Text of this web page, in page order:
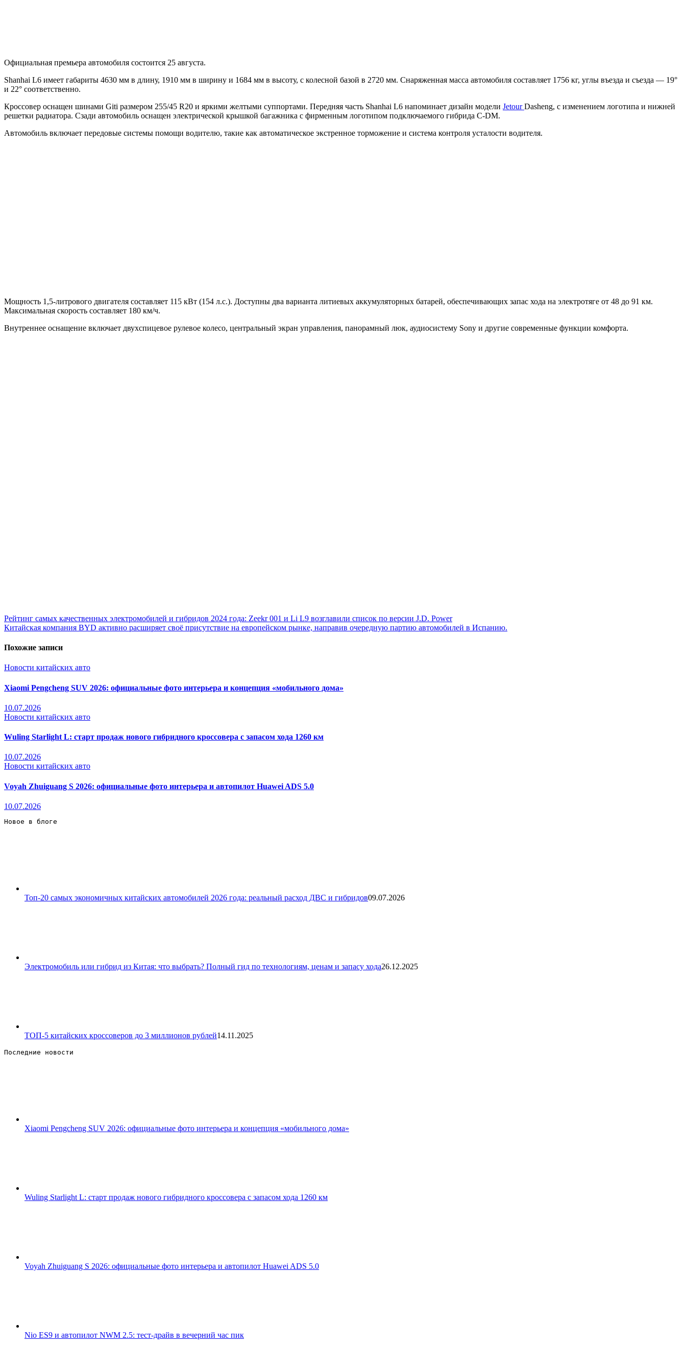
Официальная премьера автомобиля состоится 25 августа.
Shanhai L6 имеет габариты 4630 мм в длину, 1910 мм в ширину и 1684 мм в высоту, с колесной базой в 2720 мм. Снаряженная масса автомобиля составляет 1756 кг, углы въезда и съезда — 19°
и 22° соответственно.
Кроссовер оснащен шинами Giti размером 255/45 R20 и яркими желтыми суппортами. Передняя часть Shanhai L6 напоминает дизайн модели JetourDasheng, с изменением логотипа и нижней
решетки радиатора. Сзади автомобиль оснащен электрической крышкой багажника с фирменным логотипом подключаемого гибрида C-DM.
Автомобиль включает передовые системы помощи водителю, такие как автоматическое экстренное торможение и система контроля усталости водителя.
Мощность 1,5-литрового двигателя составляет 115 кВт (154 л.с.). Доступны два варианта литиевых аккумуляторных батарей, обеспечивающих запас хода на электротяге от 48 до 91 км.
Максимальная скорость составляет 180 км/ч.
Внутреннее оснащение включает двухспицевое рулевое колесо, центральный экран управления, панорамный люк, аудиосистему Sony и другие современные функции комфорта.
Рейтинг самых качественных электромобилей и гибридов 2024 года: Zeekr 001 и Li L9 возглавили список по версии J.D. Power
Китайская компания BYD активно расширяет своё присутствие на европейском рынке, направив очередную партию автомобилей в Испанию.
Похожие записи
Новости китайских авто
Xiaomi Pengcheng SUV 2026: официальные фото интерьера и концепция «мобильного дома»
10.07.2026
Новости китайских авто
Wuling Starlight L: старт продаж нового гибридного кроссовера с запасом хода 1260 км
10.07.2026
Новости китайских авто
Voyah Zhuiguang S 2026: официальные фото интерьера и автопилот Huawei ADS 5.0
10.07.2026
Новое в блоге
Топ-20 самых экономичных китайских автомобилей 2026 года: реальный расход ДВС и гибридов09.07.2026
Электромобиль или гибрид из Китая: что выбрать? Полный гид по технологиям, ценам и запасу хода26.12.2025
ТОП-5 китайских кроссоверов до 3 миллионов рублей14.11.2025
Последние новости
Xiaomi Pengcheng SUV 2026: официальные фото интерьера и концепция «мобильного дома»
Wuling Starlight L: старт продаж нового гибридного кроссовера с запасом хода 1260 км
Voyah Zhuiguang S 2026: официальные фото интерьера и автопилот Huawei ADS 5.0
Nio ES9 и автопилот NWM 2.5: тест-драйв в вечерний час пик